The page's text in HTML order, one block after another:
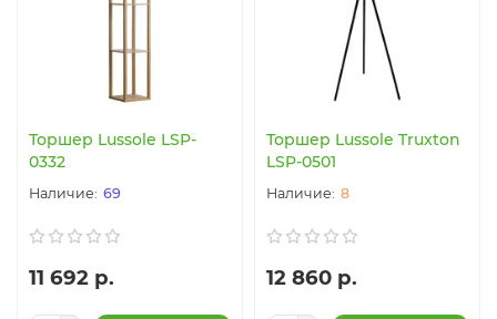
Торшер Lussole LSP-
0332
69
11 692 р.
Торшер Lussole Truxton
LSP-0501
8
12 860 р.